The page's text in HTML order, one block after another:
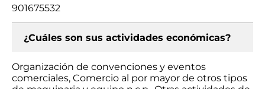
901675532
¿Cuáles son sus actividades económicas?
Organización de convenciones y eventos
comerciales, Comercio al por mayor de otros tipos